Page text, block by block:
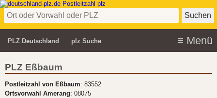
PLZ Deutschland plz Suche
PLZ Eßbaum
Postleitzahl von Eßbaum: 83552
Ortsvorwahl Amerang: 08075